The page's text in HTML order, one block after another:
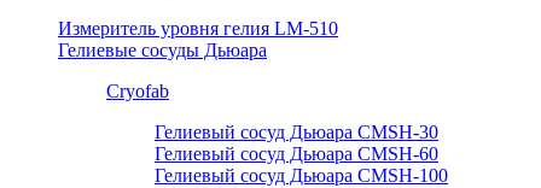
Измеритель уровня гелия LM-510
Гелиевые сосуды Дьюара
Cryofab
Гелиевый сосуд Дьюара CMSH-30
Гелиевый сосуд Дьюара CMSH-60
Гелиевый сосуд Дьюара CMSH-100